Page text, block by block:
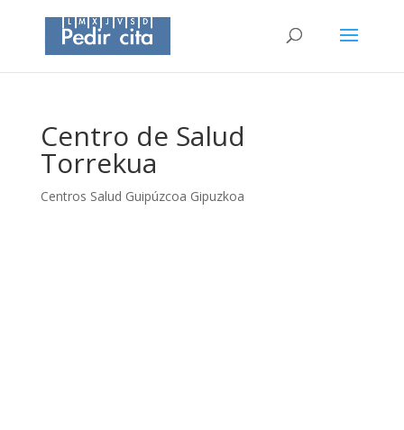
Centro de Salud
Torrekua
Centros Salud Guipúzcoa Gipuzkoa